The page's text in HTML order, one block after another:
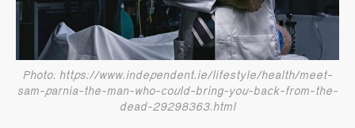
Photo: https://www.independent.ie/lifestyle/health/meet-
sam-parnia-the-man-who-could-bring-you-back-from-the-
dead-29298363.html